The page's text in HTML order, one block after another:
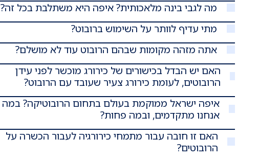
מה לגבי בינה מלאכותית? איפה היא משתלבת בכל זה?
מתי עדיף לוותר על השימוש ברובוט?
אתה מזהה מקומות שבהם הרובוט עוד לא מושלם?
האם יש הבדל בכישורים של כירורג מוכשר לפני עידן
הרובוטים, לעומת כירורג צעיר שעובד עם הרובוט?
איפה ישראל ממוקמת בעולם בתחום הרובוטיקה? במה
אנחנו מתקדמים, ובמה פחות?
האם זו חובה עבור מתמחי כירורגיה לעבור הכשרה על
הרובוטים?